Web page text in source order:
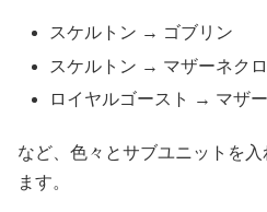
スケルトン → ゴブリン
スケルトン → マザーネク
ロイヤルゴースト → マザ
など、色々とサブユニットを
ます。